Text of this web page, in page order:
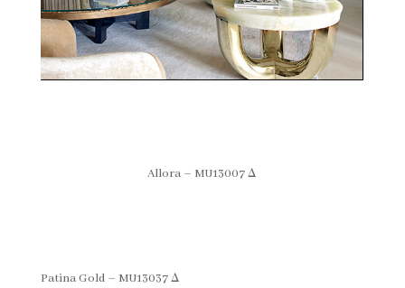
Allora – MU13007 Δ
Patina Gold – MU13037 Δ